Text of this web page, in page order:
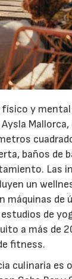
y mental
baños de
Las
un
máquinas de
de
a más de
fitness.
culinaria es